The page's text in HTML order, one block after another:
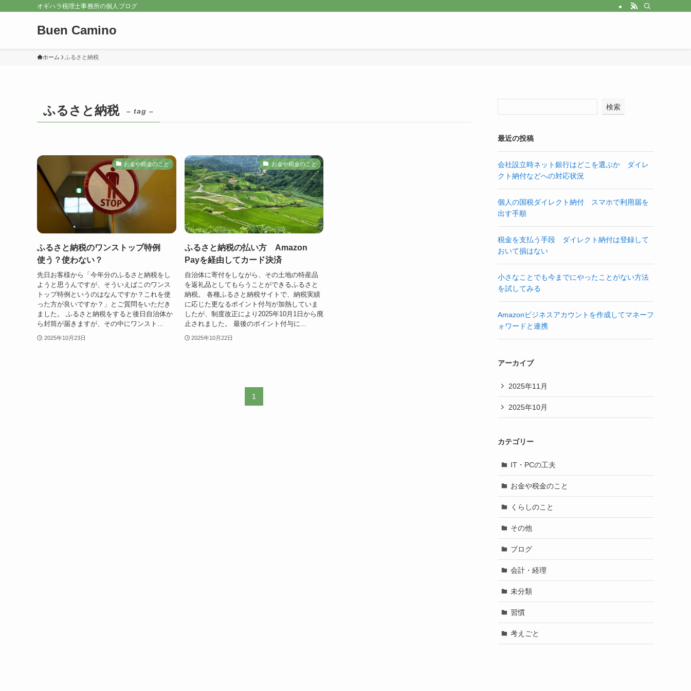
オギハラ税理士事務所の個人ブログ
Buen Camino
ホーム ふるさと納税
ふるさと納税 – tag –
お金や税金のこと
ふるさと納税のワンストップ特例
使う？使わない？
先日お客様から「今年分のふるさと納税をし
ようと思うんですが、そういえばこのワンス
トップ特例というのはなんですか？これを使
った方が良いですか？」とご質問をいただき
ました。 ふるさと納税をすると後日自治体か
ら封筒が届きますが、その中にワンスト...
2025年10月23日
お金や税金のこと
ふるさと納税の払い方 Amazon
Payを経由してカード決済
自治体に寄付をしながら、その土地の特産品
を返礼品としてもらうことができるふるさと
納税。 各種ふるさと納税サイトで、納税実績
に応じた更なるポイント付与が加熱していま
したが、制度改正により2025年10月1日から廃
止されました。 最後のポイント付与に...
2025年10月22日
1
検索
最近の投稿
会社設立時ネット銀行はどこを選ぶか ダイレ
クト納付などへの対応状況
個人の国税ダイレクト納付 スマホで利用届を
出す手順
税金を支払う手段 ダイレクト納付は登録して
おいて損はない
小さなことでも今までにやったことがない方法
を試してみる
Amazonビジネスアカウントを作成してマネーフ
ォワードと連携
アーカイブ
2025年11月
2025年10月
カテゴリー
IT・PCの工夫
お金や税金のこと
くらしのこと
その他
ブログ
会計・経理
未分類
習慣
考えごと